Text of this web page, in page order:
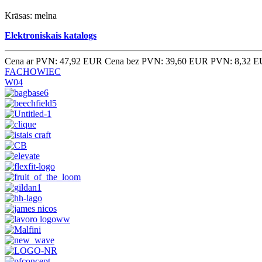
Krāsas: melna
Elektroniskais katalogs
Cena ar PVN: 47,92 EUR Cena bez PVN: 39,60 EUR PVN: 8,32
FACHOWIEC
W04